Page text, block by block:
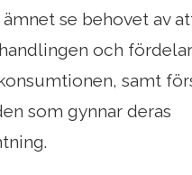
se behovet av
och
samt
som gynnar deras